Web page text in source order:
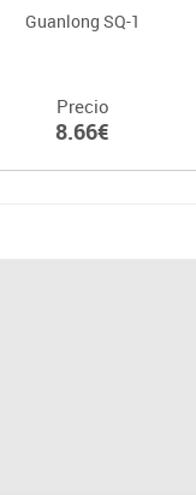
Guanlong SQ-1
Precio
8.66€